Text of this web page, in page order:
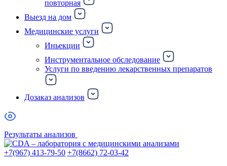
повторная
Выезд на дом
Медицинские услуги
Иньекции
Инструментальное обследование
Услуги по введению лекарственных препаратов
Дозаказ анализов
Результаты анализов
+7(967) 413-79-50 +7(8662) 72-03-42